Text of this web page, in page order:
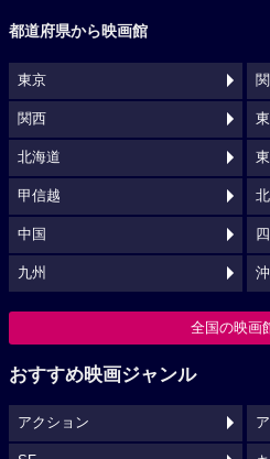
都道府県から映画館
東京
関西
北海道
甲信越
中国
九州
全国の映画
おすすめ映画ジャンル
アクション